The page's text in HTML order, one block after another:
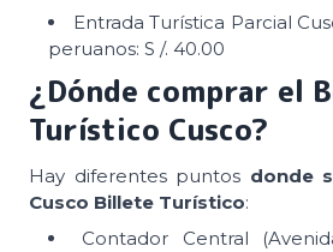
Entrada Turística Parcial
peruanos: S /. 40.00
¿Dónde comprar el
Turístico Cusco?
Hay diferentes puntos donde
Cusco Billete Turístico:
Contador Central